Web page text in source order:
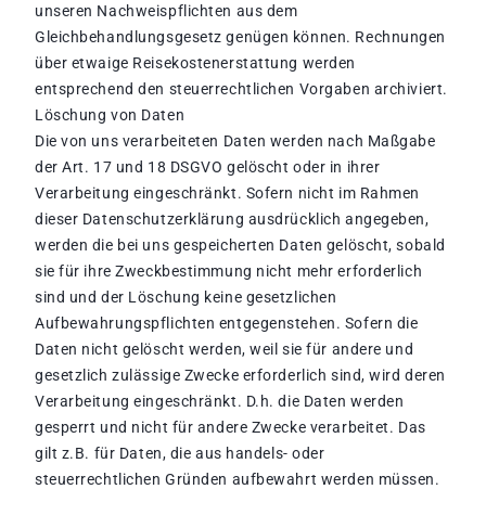
unseren Nachweispflichten aus dem
Gleichbehandlungsgesetz genügen können. Rechnungen
über etwaige Reisekostenerstattung werden
entsprechend den steuerrechtlichen Vorgaben archiviert.
Löschung von Daten
Die von uns verarbeiteten Daten werden nach Maßgabe
der Art. 17 und 18 DSGVO gelöscht oder in ihrer
Verarbeitung eingeschränkt. Sofern nicht im Rahmen
dieser Datenschutzerklärung ausdrücklich angegeben,
werden die bei uns gespeicherten Daten gelöscht, sobald
sie für ihre Zweckbestimmung nicht mehr erforderlich
sind und der Löschung keine gesetzlichen
Aufbewahrungspflichten entgegenstehen. Sofern die
Daten nicht gelöscht werden, weil sie für andere und
gesetzlich zulässige Zwecke erforderlich sind, wird deren
Verarbeitung eingeschränkt. D.h. die Daten werden
gesperrt und nicht für andere Zwecke verarbeitet. Das
gilt z.B. für Daten, die aus handels- oder
steuerrechtlichen Gründen aufbewahrt werden müssen.